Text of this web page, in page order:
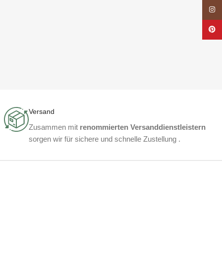
Versand
Zusammen mit renommierten Versanddienstleistern
sorgen wir für sichere und schnelle Zustellung .